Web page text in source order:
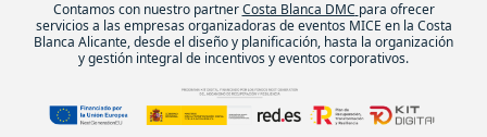
Contamos con nuestro partnerCosta Blanca DMC para ofrecer
servicios a las empresas organizadoras de eventos MICE en la Costa
Blanca Alicante, desde el diseño y planificación, hasta la organización
y gestión integral de incentivos y eventos corporativos.